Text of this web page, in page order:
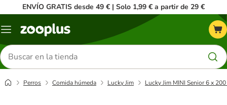
ENVÍO GRATIS desde 49 € | Solo 1,99 € a partir de 29 €
Menú
Buscar
productos
Perros Comida húmeda Lucky Jim Lucky Jim MINI Senior 6 x